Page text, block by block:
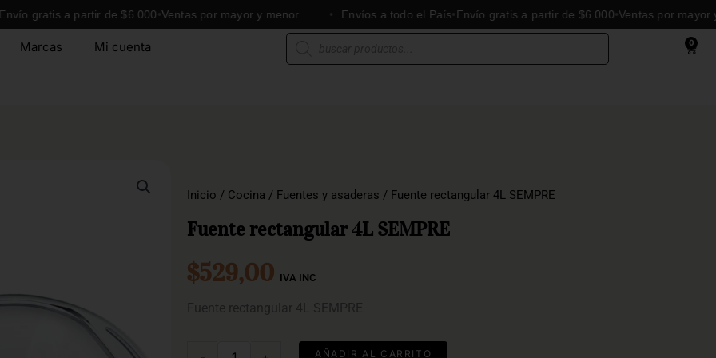
a partir de $6.000 Ventas por mayor y menor Envíos a todo el País Envío gratis a partir de $6.000 Ventas por mayor y
Marcas Mi cuenta
Búsqueda
0
Cart
Inicio / Cocina / Fuentes y asaderas / Fuente rectangular 4L SEMPRE
Fuente rectangular 4L SEMPRE
$529,00 IVA INC
AÑADIR AL CARRITO